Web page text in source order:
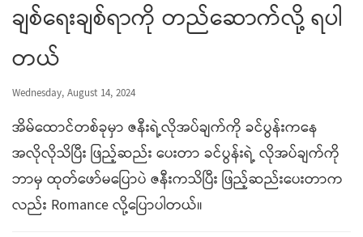
ချစ်ရေးချစ်ရာကို တည်ဆောက်လို့ ရပါ
တယ်
Wednesday, August 14, 2024
အိမ်ထောင်တစ်ခုမှာ ဇနီးရဲ့လိုအပ်ချက်ကို ခင်ပွန်းကနေ
အလိုလိုသိပြီး ဖြည့်ဆည်း ပေးတာ ခင်ပွန်းရဲ့ လိုအပ်ချက်ကို
ဘာမှ ထုတ်ဖော်မပြောပဲ ဇနီးကသိပြီး ဖြည့်ဆည်းပေးတာက
လည်း Romance လို့ပြောပါတယ်။